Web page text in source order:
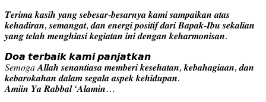
𝑻𝒆𝒓𝒊𝒎𝒂 𝒌𝒂𝒔𝒊𝒉 𝒚𝒂𝒏𝒈 𝒔𝒆𝒃𝒆𝒔𝒂𝒓-𝒃𝒆𝒔𝒂𝒓𝒏𝒚𝒂 𝒌𝒂𝒎𝒊 𝒔𝒂𝒎𝒑𝒂𝒊𝒌𝒂𝒏 𝒂𝒕𝒂𝒔
𝒌𝒆𝒉𝒂𝒅𝒊𝒓𝒂𝒏, 𝒔𝒆𝒎𝒂𝒏𝒈𝒂𝒕, 𝒅𝒂𝒏 𝒆𝒏𝒆𝒓𝒈𝒊 𝒑𝒐𝒔𝒊𝒕𝒊𝒇 𝒅𝒂𝒓𝒊 𝑩𝒂𝒑𝒂𝒌-𝑰𝒃𝒖 𝒔𝒆𝒌𝒂𝒍𝒊𝒂𝒏
𝒚𝒂𝒏𝒈 𝒕𝒆𝒍𝒂𝒉 𝒎𝒆𝒏𝒈𝒉𝒊𝒂𝒔𝒊 𝒌𝒆𝒈𝒊𝒂𝒕𝒂𝒏 𝒊𝒏𝒊 𝒅𝒆𝒏𝒈𝒂𝒏 𝒌𝒆𝒉𝒂𝒓𝒎𝒐𝒏𝒊𝒔𝒂𝒏.
𝘿𝙤𝙖 𝙩𝙚𝙧𝙗𝙖𝙞𝙠 𝙠𝙖𝙢𝙞 𝙥𝙖𝙣𝙟𝙖𝙩𝙠𝙖𝙣
𝑆𝑒𝑚𝑜𝑔𝑎 𝑨𝒍𝒍𝒂𝒉 𝒔𝒆𝒏𝒂𝒏𝒕𝒊𝒂𝒔𝒂 𝒎𝒆𝒎𝒃𝒆𝒓𝒊 𝒌𝒆𝒔𝒆𝒉𝒂𝒕𝒂𝒏, 𝒌𝒆𝒃𝒂𝒉𝒂𝒈𝒊𝒂𝒂𝒏, 𝒅𝒂𝒏
𝒌𝒆𝒃𝒂𝒓𝒐𝒌𝒂𝒉𝒂𝒏 𝒅𝒂𝒍𝒂𝒎 𝒔𝒆𝒈𝒂𝒍𝒂 𝒂𝒔𝒑𝒆𝒌 𝒌𝒆𝒉𝒊𝒅𝒖𝒑𝒂𝒏.
𝑨𝒎𝒊𝒊𝒏 𝒀𝒂 𝑹𝒂𝒃𝒃𝒂𝒍 ‘𝑨𝒍𝒂𝒎𝒊𝒏…